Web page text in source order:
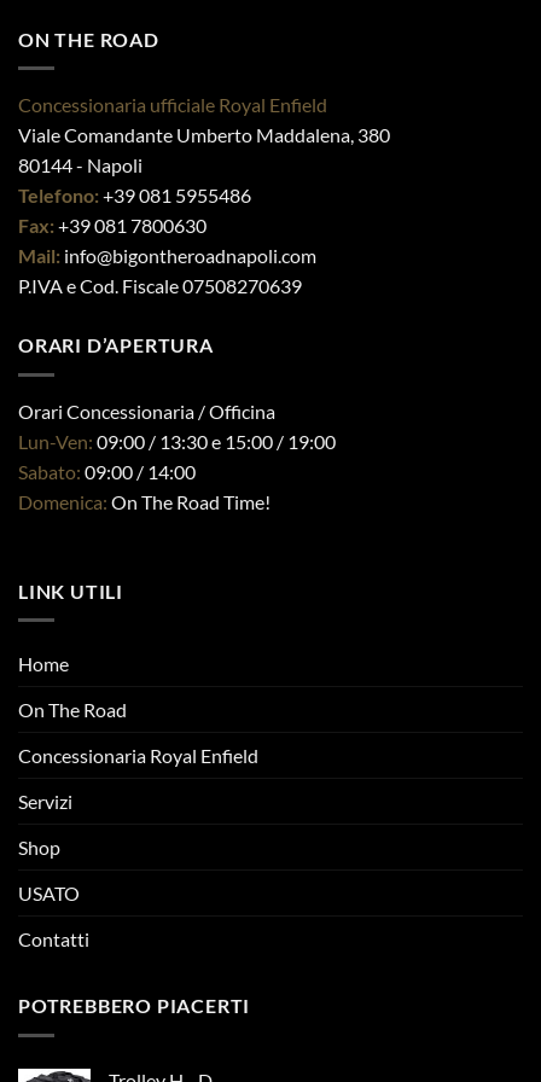
possono
nella
pagina
del
prodotto
ON THE ROAD
Concessionaria ufficiale Royal Enfield
Viale Comandante Umberto Maddalena, 380
80144 - Napoli
Telefono: +39 081 5955486
Fax: +39 081 7800630
Mail: info@bigontheroadnapoli.com
P.IVA e Cod. Fiscale 07508270639
ORARI D’APERTURA
Orari Concessionaria / Officina
Lun-Ven: 09:00 / 13:30 e 15:00 / 19:00
Sabato: 09:00 / 14:00
Domenica: On The Road Time!
LINK UTILI
Home
On The Road
Concessionaria Royal Enfield
Servizi
Shop
USATO
Contatti
POTREBBERO PIACERTI